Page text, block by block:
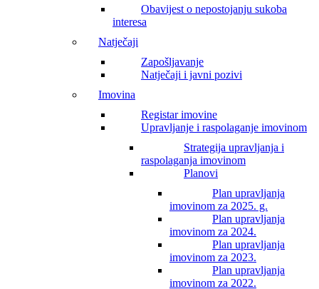
Obavijest o nepostojanju sukoba
interesa
Natječaji
Zapošljavanje
Natječaji i javni pozivi
Imovina
Registar imovine
Upravljanje i raspolaganje imovinom
Strategija upravljanja i
raspolaganja imovinom
Planovi
Plan upravljanja
imovinom za 2025. g.
Plan upravljanja
imovinom za 2024.
Plan upravljanja
imovinom za 2023.
Plan upravljanja
imovinom za 2022.